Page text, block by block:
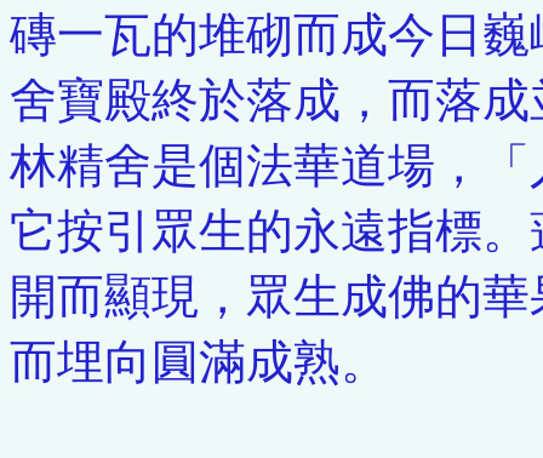
磚一瓦的堆砌而成今日
舍寶殿終於落成，而落
林精舍是個法華道場，
它按引眾生的永遠指標
開而顯現，眾生成佛的
而埋向圓滿成熟。